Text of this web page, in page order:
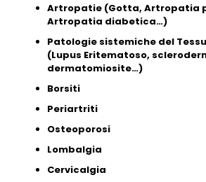
Artropatie (Gotta, Artropatia
Artropatia diabetica…)
Patologie sistemiche del
(Lupus Eritematoso,
dermatomiosite…)
Borsiti
Periartriti
Osteoporosi
Lombalgia
Cervicalgia